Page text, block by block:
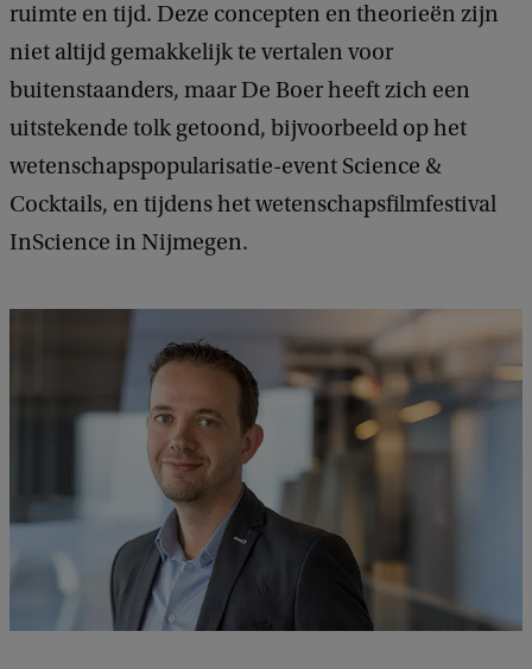
ruimte en tijd. Deze concepten en theorieën zijn
niet altijd gemakkelijk te vertalen voor
buitenstaanders, maar De Boer heeft zich een
uitstekende tolk getoond, bijvoorbeeld op het
wetenschapspopularisatie-event Science &
Cocktails, en tijdens het wetenschapsfilmfestival
InScience in Nijmegen.